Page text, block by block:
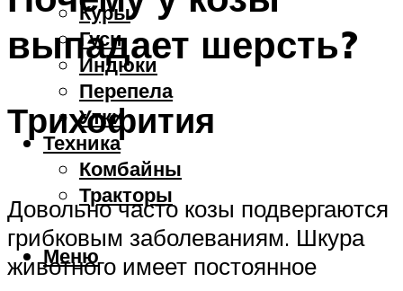
Куры
Гуси
Индюки
Перепела
Утки
Техника
Комбайны
Тракторы
Меню
выпадает шерсть?
Трихофития
Довольно часто козы подвергаются
грибковым заболеваниям. Шкура
животного имеет постоянное